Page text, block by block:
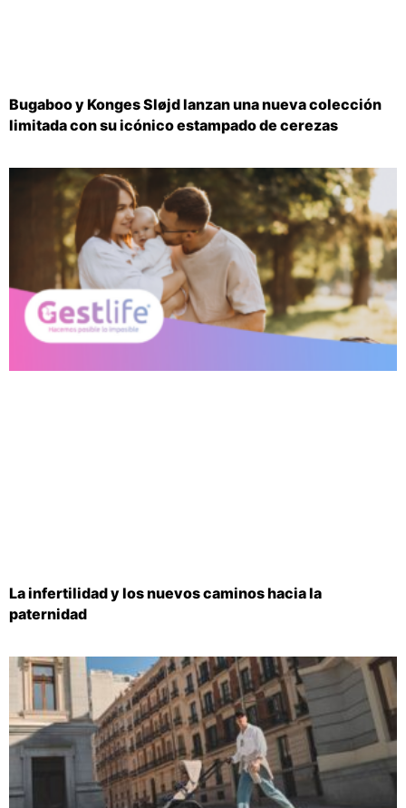
Bugaboo y Konges Sløjd lanzan una nueva colección
limitada con su icónico estampado de cerezas
La infertilidad y los nuevos caminos hacia la
paternidad